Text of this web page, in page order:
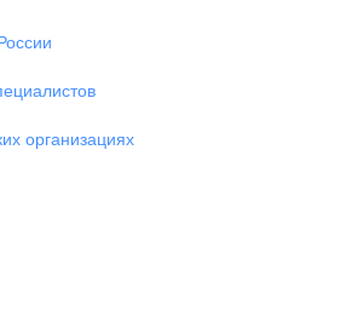
организациях